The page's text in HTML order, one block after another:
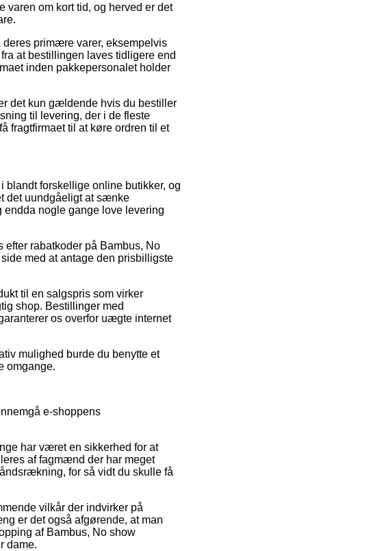
varen om kort tid, og herved er det
primære varer, eksempelvis
at bestillingen laves tidligere end
inden pakkepersonalet holder
det kun gældende hvis du bestiller
til levering, der i de fleste
fragtfirmaet til at køre ordren til et
blandt forskellige online butikker, og
det uundgåeligt at sænke
endda nogle gange love levering
rabatkoder på Bambus, No
med at antage den prisbilligste
til en salgspris som virker
shop. Bestillinger med
os overfor uægte internet
mulighed burde du benytte et
omgange.
e-shoppens
har været en sikkerhed for at
af fagmænd der har meget
for så vidt du skulle få
vilkår der indvirker på
er det også afgørende, at man
af Bambus, No show
dame.